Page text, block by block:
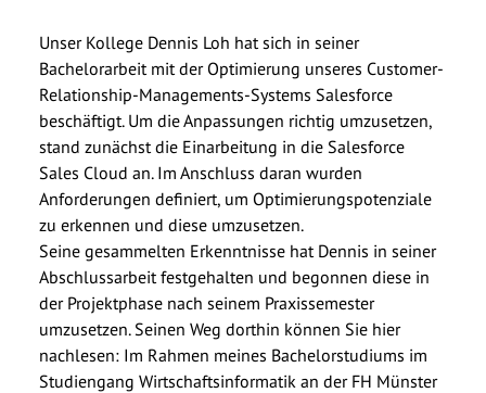
Unser Kollege Dennis Loh hat sich in seiner
Bachelorarbeit mit der Optimierung unseres Customer-
Relationship-Managements-Systems Salesforce
beschäftigt. Um die Anpassungen richtig umzusetzen,
stand zunächst die Einarbeitung in die Salesforce
Sales Cloud an. Im Anschluss daran wurden
Anforderungen definiert, um Optimierungspotenziale
zu erkennen und diese umzusetzen.
Seine gesammelten Erkenntnisse hat Dennis in seiner
Abschlussarbeit festgehalten und begonnen diese in
der Projektphase nach seinem Praxissemester
umzusetzen. Seinen Weg dorthin können Sie hier
nachlesen: Im Rahmen meines Bachelorstudiums im
Studiengang Wirtschaftsinformatik an der FH Münster